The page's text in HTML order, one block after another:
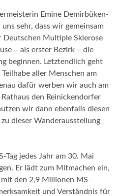
Emine Demirbüken-
sehr, dass wir gemeinsam
Deutschen Multiple Sklerose
– als erster Bezirk – die
beginnen. Letztendlich geht
aller Menschen am
dafür werben wir auch am
den Reinickendorfer
wir dann ebenfalls diesen
dieser Wanderausstellung
jedes Jahr am 30. Mai
Er lädt zum Mitmachen ein,
den 2,9 Millionen MS-
und Verständnis für